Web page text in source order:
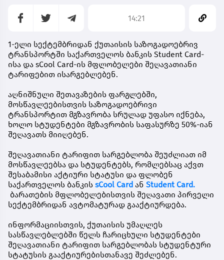
14:21
1-ელი სექტემბრიდან ქუთაისის საზოგადოებრივ
ტრანსპორტში საქართველოს ბანკის Student Card-
ისა და sCool Card-ის მფლობელები შეღავათიანი
ტარიფებით ისარგებლებენ.
აღნიშნული შეთავაზების ფარგლებში,
მოსწავლეებისთვის საზოგადოებრივი
ტრანსპორტით მგზავრობა სრულად უფასო იქნება,
ხოლო სტუდენტები მგზავრობის საფასურზე 50%-იან
შეღავათს მიიღებენ.
შეღავათიანი ტარიფით სარგებლობა შეუძლიათ იმ
მოსწავლეებსა და სტუდენტებს, რომლებსაც აქვთ
შესაბამისი აქტიური სტატუსი და ფლობენ
საქართველოს ბანკის sCool Card ან Student Card.
ბარათების მფლობელებისთვის შეღავათი პირველი
სექტემბრიდან ავტომატურად გააქტიურდება.
ინფორმაციისთვის, ქუთაისის უმაღლეს
სასწავლებლებში წელს ჩარიცხული სტუდენტები
შეღავათიანი ტარიფით სარგებლობას სტუდენტური
სტატუსის გააქტიურებისთანავე შეძლებენ.